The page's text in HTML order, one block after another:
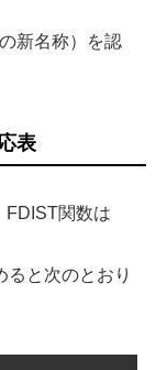
新名称）を認
表
FDIST関数は
ると次のとおり